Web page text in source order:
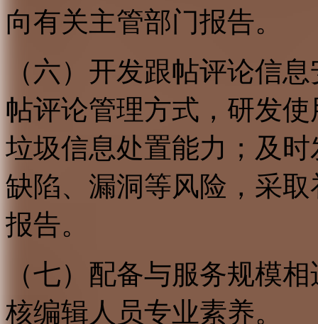
向有关主管部门报告。
（六）开发跟帖评论信
帖评论管理方式，研发
垃圾信息处置能力；及
缺陷、漏洞等风险，采
报告。
（七）配备与服务规模
核编辑人员专业素养。